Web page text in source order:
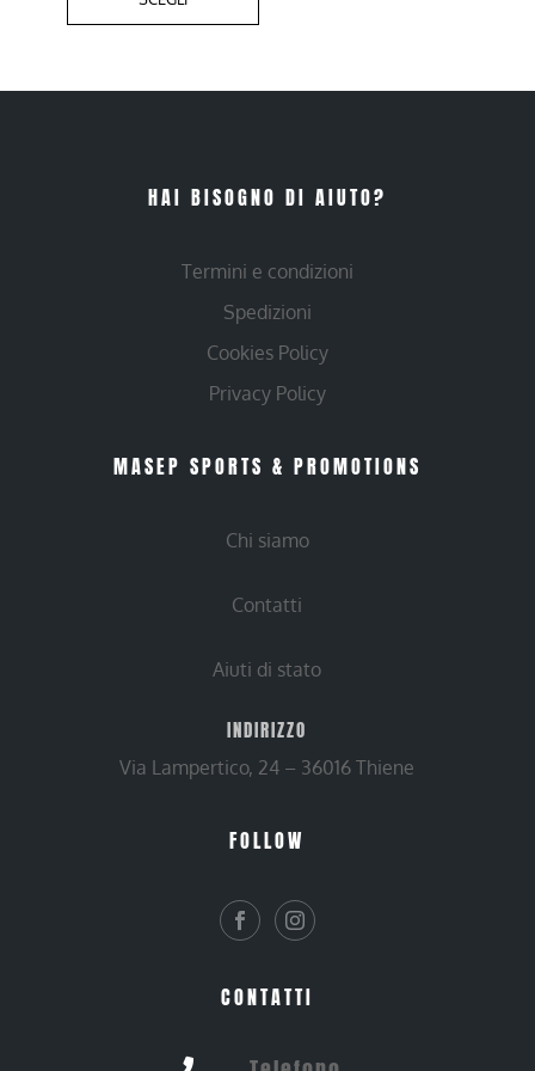
HAI BISOGNO DI AIUTO?
Termini e condizioni
Spedizioni
Cookies Policy
Privacy Policy
MASEP SPORTS & PROMOTIONS
Chi siamo
Contatti
Aiuti di stato
INDIRIZZO
Via Lampertico, 24 – 36016 Thiene
FOLLOW
CONTATTI